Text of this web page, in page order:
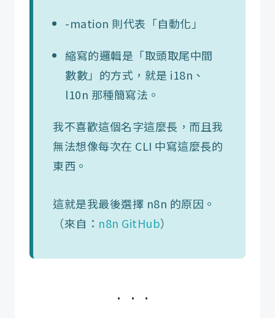
-mation 則代表「自動化」
縮寫的邏輯是「取頭取尾中間
數數」的方式，就是 i18n、
l10n 那種簡寫法。
我不喜歡這個名字這麼長，而且我
無法想像每次在 CLI 中寫這麼長的
東西。
這就是我最後選擇 n8n 的原因。
（來自： n8n GitHub）